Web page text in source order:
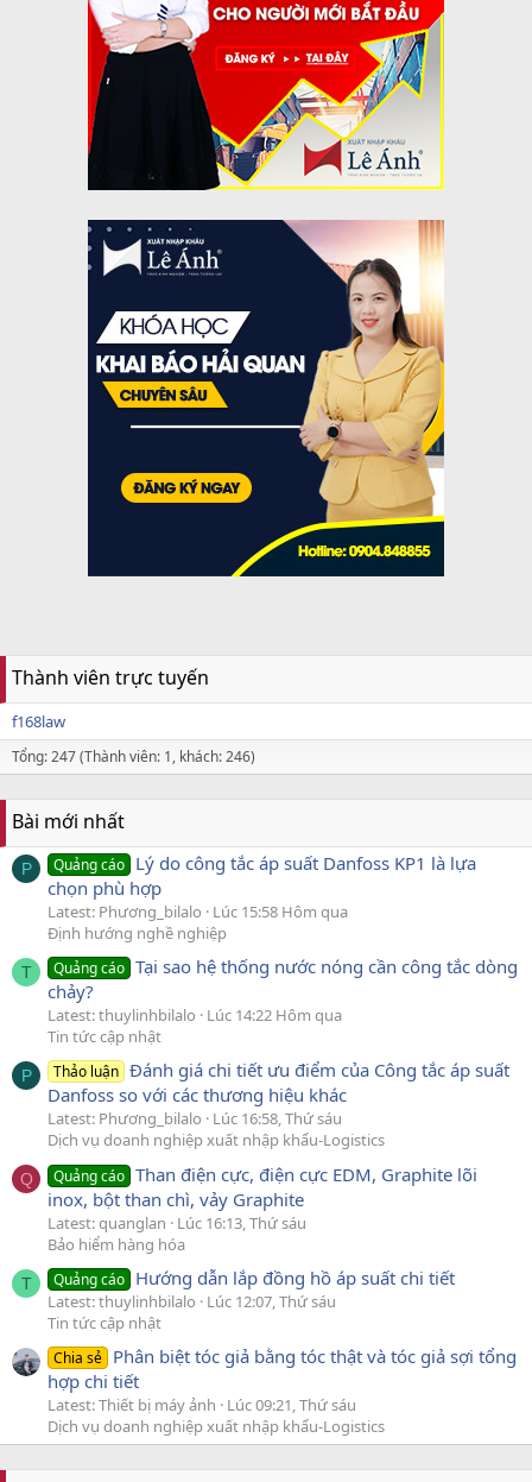
Thành viên trực tuyến
f168law
Tổng: 247 (Thành viên: 1, khách: 246)
Bài mới nhất
P Quảng cáo Lý do công tắc áp suất Danfoss KP1 là lựa
chọn phù hợp
Latest: Phương_bilalo
Lúc 15:58 Hôm qua
Định hướng nghề nghiệp
T Quảng cáo Tại sao hệ thống nước nóng cần công tắc dòng
chảy?
Latest: thuylinhbilalo
Lúc 14:22 Hôm qua
Tin tức cập nhật
P Thảo luận Đánh giá chi tiết ưu điểm của Công tắc áp suất
Danfoss so với các thương hiệu khác
Latest: Phương_bilalo
Lúc 16:58, Thứ sáu
Dịch vụ doanh nghiệp xuất nhập khẩu-Logistics
Q Quảng cáo Than điện cực, điện cực EDM, Graphite lõi
inox, bột than chì, vảy Graphite
Latest: quanglan
Lúc 16:13, Thứ sáu
Bảo hiểm hàng hóa
T Quảng cáo Hướng dẫn lắp đồng hồ áp suất chi tiết
Latest: thuylinhbilalo
Lúc 12:07, Thứ sáu
Tin tức cập nhật
Chia sẻ Phân biệt tóc giả bằng tóc thật và tóc giả sợi tổng
hợp chi tiết
Latest: Thiết bị máy ảnh
Lúc 09:21, Thứ sáu
Dịch vụ doanh nghiệp xuất nhập khẩu-Logistics